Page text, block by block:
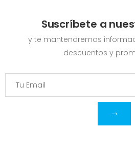
Suscríbete a
y te mantendremos
descuentos y